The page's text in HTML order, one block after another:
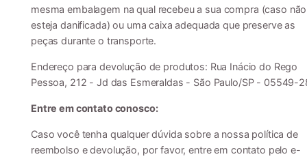
mesma embalagem na qual recebeu a sua compra (caso não
esteja danificada) ou uma caixa adequada que preserve as
peças durante o transporte.
Endereço para devolução de produtos: Rua Inácio do Rego
Pessoa, 212 - Jd das Esmeraldas - São Paulo/SP - 05549-
Entre em contato conosco:
Caso você tenha qualquer dúvida sobre a nossa política de
reembolso e devolução, por favor, entre em contato pelo e-